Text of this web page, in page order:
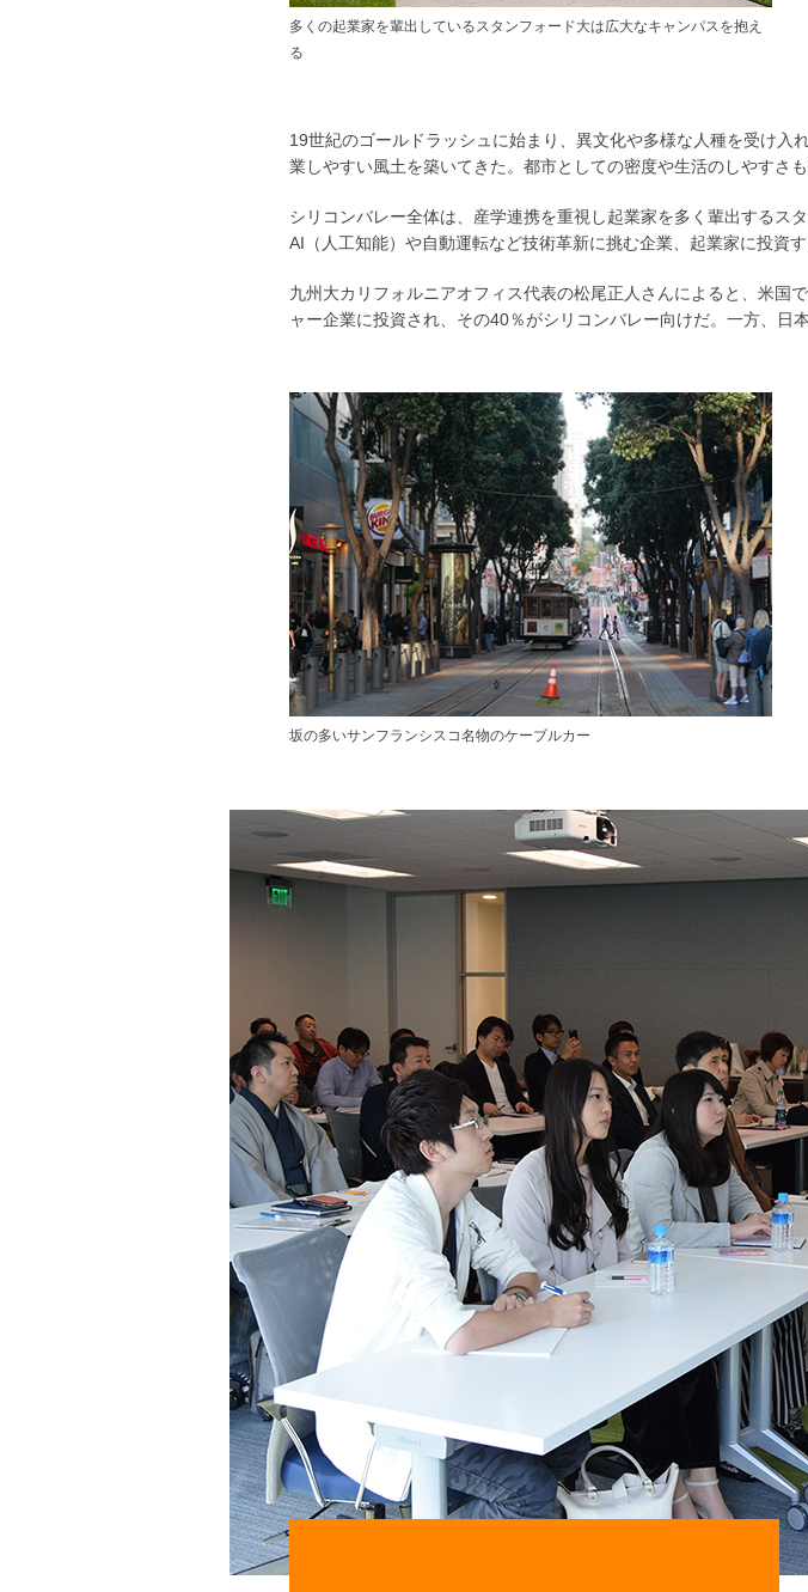
多くの起業家を輩出しているスタンフォード大は広大なキャンパスを抱え
る
19世紀のゴールドラッシュに始まり、異文化や多様な人種を受け
業しやすい風土を築いてきた。都市としての密度や生活のしやすさ
シリコンバレー全体は、産学連携を重視し起業家を多く輩出するス
AI（人工知能）や自動運転など技術革新に挑む企業、起業家に投資
九州大カリフォルニアオフィス代表の松尾正人さんによると、米国
ャー企業に投資され、その40％がシリコンバレー向けだ。一方、日
坂の多いサンフランシスコ名物のケーブルカー